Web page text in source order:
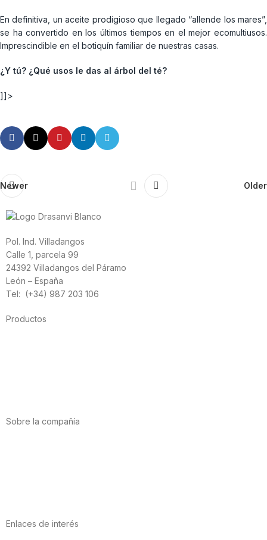
En definitiva, un aceite prodigioso que llegado “allende los mares”,
se ha convertido en los últimos tiempos en el mejor ecomultiusos.
Imprescindible en el botiquín familiar de nuestras casas.
¿Y tú? ¿Qué usos le das al árbol del té?
]]>
Newer Older
Pol. Ind. Villadangos
Calle 1, parcela 99
24392 Villadangos del Páramo
León – España
Tel: (+34) 987 203 106
Productos
Sobre la compañía
Enlaces de interés